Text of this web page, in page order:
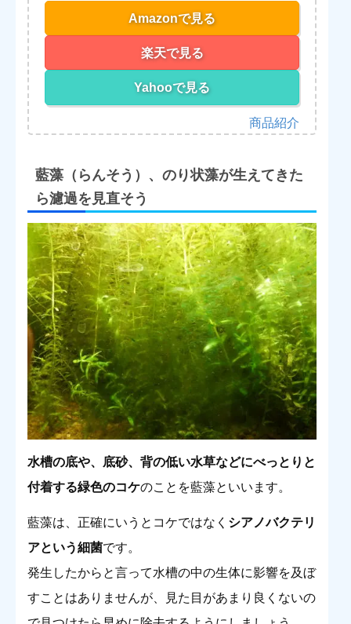
Amazonで見る
楽天で見る
Yahooで見る
藍藻（らんそう）、のり状藻が生えてきた
ら濾過を見直そう
水槽の底や、底砂、背の低い水草などにべっとりと
付着する緑色のコケのことを藍藻といいます。
藍藻は、正確にいうとコケではなく シアノバクテリ
アという細菌です。
発生したからと言って水槽の中の生体に影響を及ぼ
すことはありませんが、見た目があまり良くないの